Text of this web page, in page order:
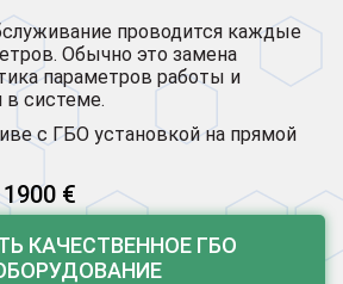
проводится каждые
Обычно это замена
параметров работы и
в системе.
с ГБО установкой на прямой
€
КАЧЕСТВЕННОЕ ГБО